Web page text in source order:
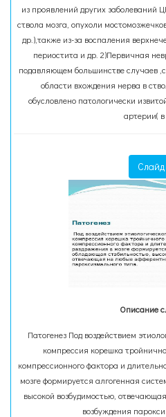
из проявлений других заболеваний
ствола мозга, опухоли
др.),также из-за воспаления
периостита и др. 2)Первичная
подавляющем большинстве случаев
области вхождения нерва в
обусловлено патологически
артерии( в
Описание
Патогенез Под воздействием
компрессия корешка
компрессионного фактора и
мозге формируется алгогенная
высокой возбудимостью,
возбуждения